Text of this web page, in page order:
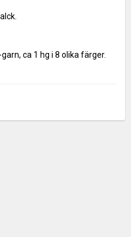
ca 1 hg i 8 olika färger.